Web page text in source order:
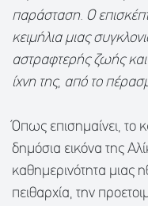
παράσταση. Ο
κειμήλια μιας
αστραφτερής ζωής
ίχνη της, από το
Όπως επισημαίνει, το
δημόσια εικόνα της
καθημερινότητα μιας
πειθαρχία, την